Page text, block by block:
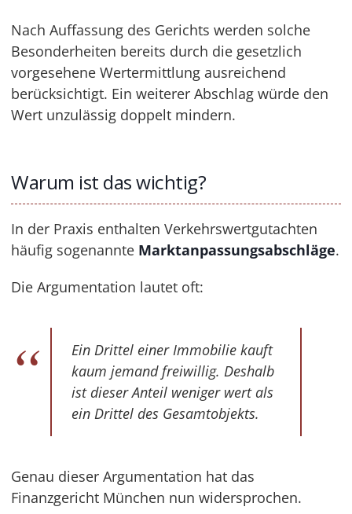
Nach Auffassung des Gerichts werden solche
Besonderheiten bereits durch die gesetzlich
vorgesehene Wertermittlung ausreichend
berücksichtigt. Ein weiterer Abschlag würde den
Wert unzulässig doppelt mindern.
Warum ist das wichtig?
In der Praxis enthalten Verkehrswertgutachten
häufig sogenannte Marktanpassungsabschläge.
Die Argumentation lautet oft:
Ein Drittel einer Immobilie kauft
kaum jemand freiwillig. Deshalb
ist dieser Anteil weniger wert als
ein Drittel des Gesamtobjekts.
Genau dieser Argumentation hat das
Finanzgericht München nun widersprochen.